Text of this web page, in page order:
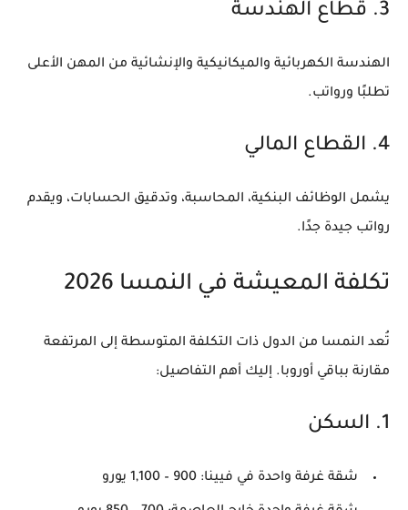
3. قطاع الهندسة
الهندسة الكهربائية والميكانيكية والإنشائية من المهن الأعلى
تطلبًا ورواتب.
4. القطاع المالي
يشمل الوظائف البنكية، المحاسبة، وتدقيق الحسابات، ويقدم
رواتب جيدة جدًا.
تكلفة المعيشة في النمسا 2026
تُعد النمسا من الدول ذات التكلفة المتوسطة إلى المرتفعة
مقارنة بباقي أوروبا. إليك أهم التفاصيل:
1. السكن
شقة غرفة واحدة في فيينا: 900 – 1,100 يورو